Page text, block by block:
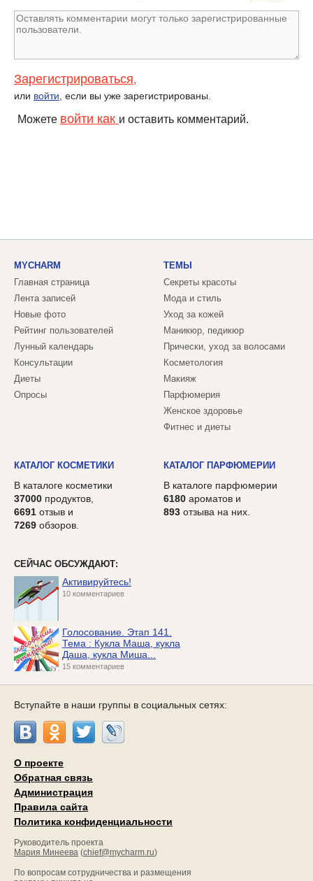
Зарегистрироваться,
или войти , если вы уже зарегистрированы.
Можете войти как и оставить комментарий.
MYCHARM
Главная страница
Лента записей
Новые фото
Рейтинг пользователей
Лунный календарь
Консультации
Диеты
Опросы
ТЕМЫ
Секреты красоты
Мода и стиль
Уход за кожей
Маникюр, педикюр
Прически, уход за волосами
Косметология
Макияж
Парфюмерия
Женское здоровье
Фитнес и диеты
КАТАЛОГ КОСМЕТИКИ
В каталоге косметики
37000 продуктов,
6691 отзыв и
7269 обзоров.
КАТАЛОГ ПАРФЮМЕРИИ
В каталоге парфюмерии
6180 ароматов и
893 отзыва на них.
СЕЙЧАС ОБСУЖДАЮТ:
Активируйтесь!
10 комментариев
Голосование. Этап 141.
Тема : Кукла Маша, кукла
Даша, кукла Миша...
15 комментариев
Вступайте в наши группы в социальных сетях:
О проекте
Обратная связь
Администрация
Правила сайта
Политика конфиденциальности
Руководитель проекта
Мария Минеева (chief@mycharm.ru)
По вопросам сотрудничества и размещения